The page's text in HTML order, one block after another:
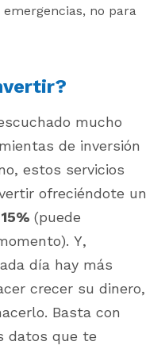
emergencias, no para
mucho
de inversión
estos servicios
ofreciéndote un
(puede
Y,
día hay más
crecer su dinero,
Basta con
datos que te